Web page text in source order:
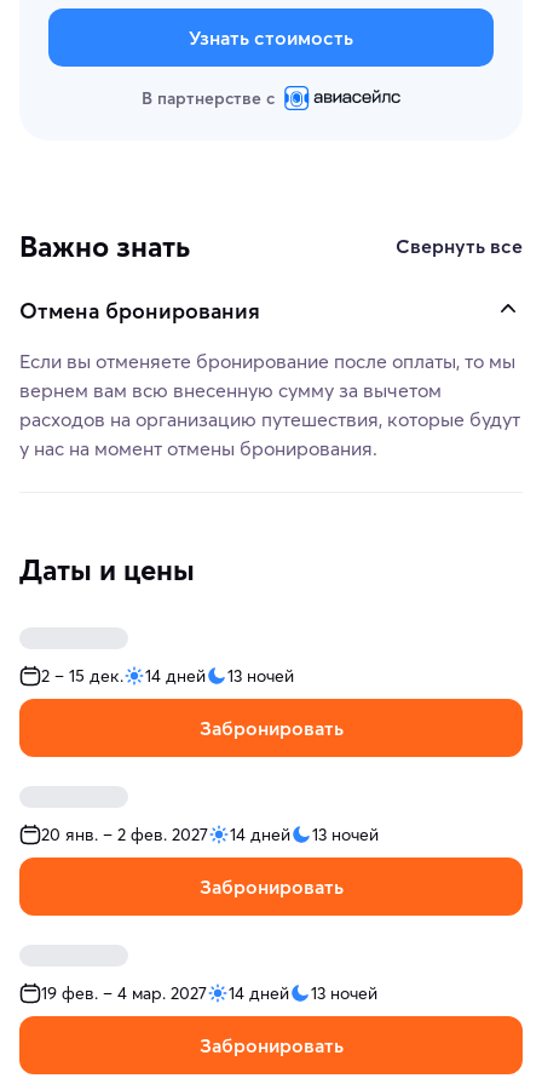
Узнать стоимость
В партнерстве с
Важно знать Свернуть все
Отмена бронирования
Если вы отменяете бронирование после оплаты, то мы
вернем вам всю внесенную сумму за вычетом
расходов на организацию путешествия, которые будут
у нас на момент отмены бронирования.
Даты и цены
2 – 15 дек. 14 дней 13 ночей
Забронировать
20 янв. – 2 фев. 2027 14 дней 13 ночей
Забронировать
19 фев. – 4 мар. 2027 14 дней 13 ночей
Забронировать